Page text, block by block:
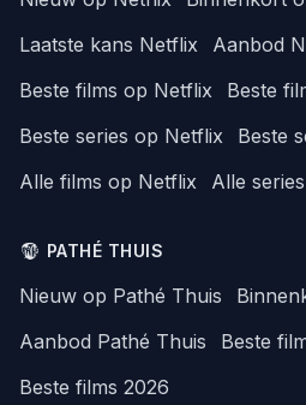
Laatste kans Netflix
Aanbod
Beste films op Netflix
Beste
Beste series op Netflix
Beste
Alle films op Netflix
Alle
PATHÉ THUIS
Nieuw op Pathé Thuis
Aanbod Pathé Thuis
Beste
Beste films 2026